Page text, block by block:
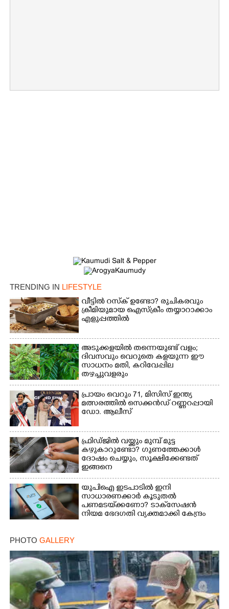
TRENDING IN LIFESTYLE
വീട്ടിൽ റസ്ക് ഉണ്ടോ? രുചികരവും
ക്രീമിയുമായ ഐസ്ക്രീം തയ്യാറാക്കാം
എളുപ്പത്തിൽ
അടുക്കളയിൽ തന്നെയുണ്ട് വളം;
ദിവസവും വെറുതെ കളയുന്ന ഈ
സാധനം മതി, കറിവേപ്പില
തഴച്ചുവളരും
പ്രായം വെറും 71, മിസിസ് ഇന്ത്യ
മത്സരത്തിൽ സെക്കൻഡ് റണ്ണറപ്പായി
ഡോ. ആലീസ്
ഫ്രിഡ്ജിൽ വയ്ക്കും മുമ്പ് മുട്ട
കഴുകാറുണ്ടോ? ഗുണത്തേക്കാൾ
ദോഷം ചെയ്യും,​ സൂക്ഷിക്കേണ്ടത്
ഇങ്ങനെ
യുപിഐ ഇടപാടിൽ ഇനി
സാധാരണക്കാർ കൂടുതൽ
പണമടയ്‌ക്കണോ?​ ടാക്‌സേഷൻ
നിയമ ഭേദഗതി വ്യക്തമാക്കി കേന്ദ്രം
PHOTO GALLERY